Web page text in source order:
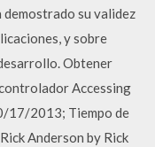
demostrado su validez
y sobre
Obtener
Accessing
17/2013; Tiempo de
Anderson by Rick